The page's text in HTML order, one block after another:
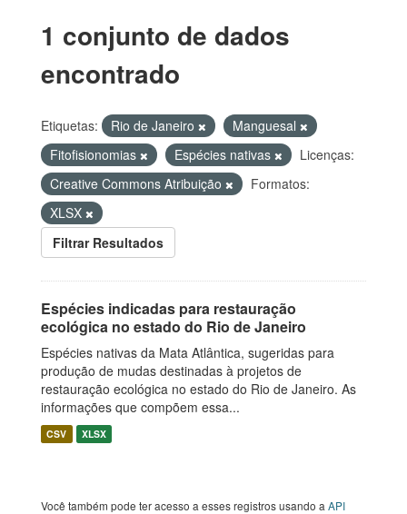
1 conjunto de dados
encontrado
Etiquetas: Rio de Janeiro
Manguesal
Fitofisionomias
Espécies nativas
Licenças:
Creative Commons Atribuição
Formatos:
XLSX
Filtrar Resultados
Espécies indicadas para restauração
ecológica no estado do Rio de Janeiro
Espécies nativas da Mata Atlântica, sugeridas para
produção de mudas destinadas à projetos de
restauração ecológica no estado do Rio de Janeiro. As
informações que compõem essa...
CSV XLSX
Você também pode ter acesso a esses registros usando a API